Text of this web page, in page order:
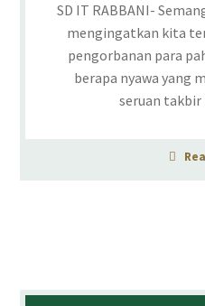
SD IT RABBANI-
mengingatkan kita
pengorbanan para
berapa nyawa yang
seruan takbir